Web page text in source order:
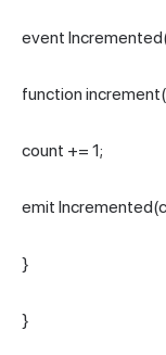
event
function
count += 1;
emit
}
}